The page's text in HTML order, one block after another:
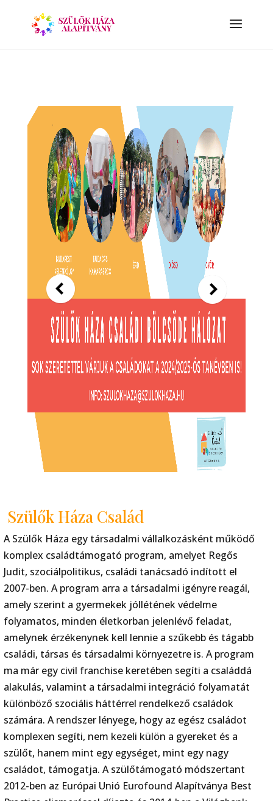
Szülők Háza Család
A Szülők Háza egy társadalmi vállalkozásként működő
komplex családtámogató program, amelyet Regős
Judit, szociálpolitikus, családi tanácsadó indított el
2007-ben. A program arra a társadalmi igényre reagál,
amely szerint a gyermekek jóllétének védelme
folyamatos, minden életkorban jelenlévő feladat,
amelynek érzékenynek kell lennie a szűkebb és tágabb
családi, társas és társadalmi környezetre is. A program
ma már egy civil franchise keretében segíti a családdá
alakulás, valamint a társadalmi integráció folyamatát
különböző szociális háttérrel rendelkező családok
számára. A rendszer lényege, hogy az egész családot
komplexen segíti, nem kezeli külön a gyereket és a
szülőt, hanem mint egy egységet, mint egy nagy
családot, támogatja. A szülőtámogató módszertant
2012-ben az Európai Unió Eurofound Alapítványa Best